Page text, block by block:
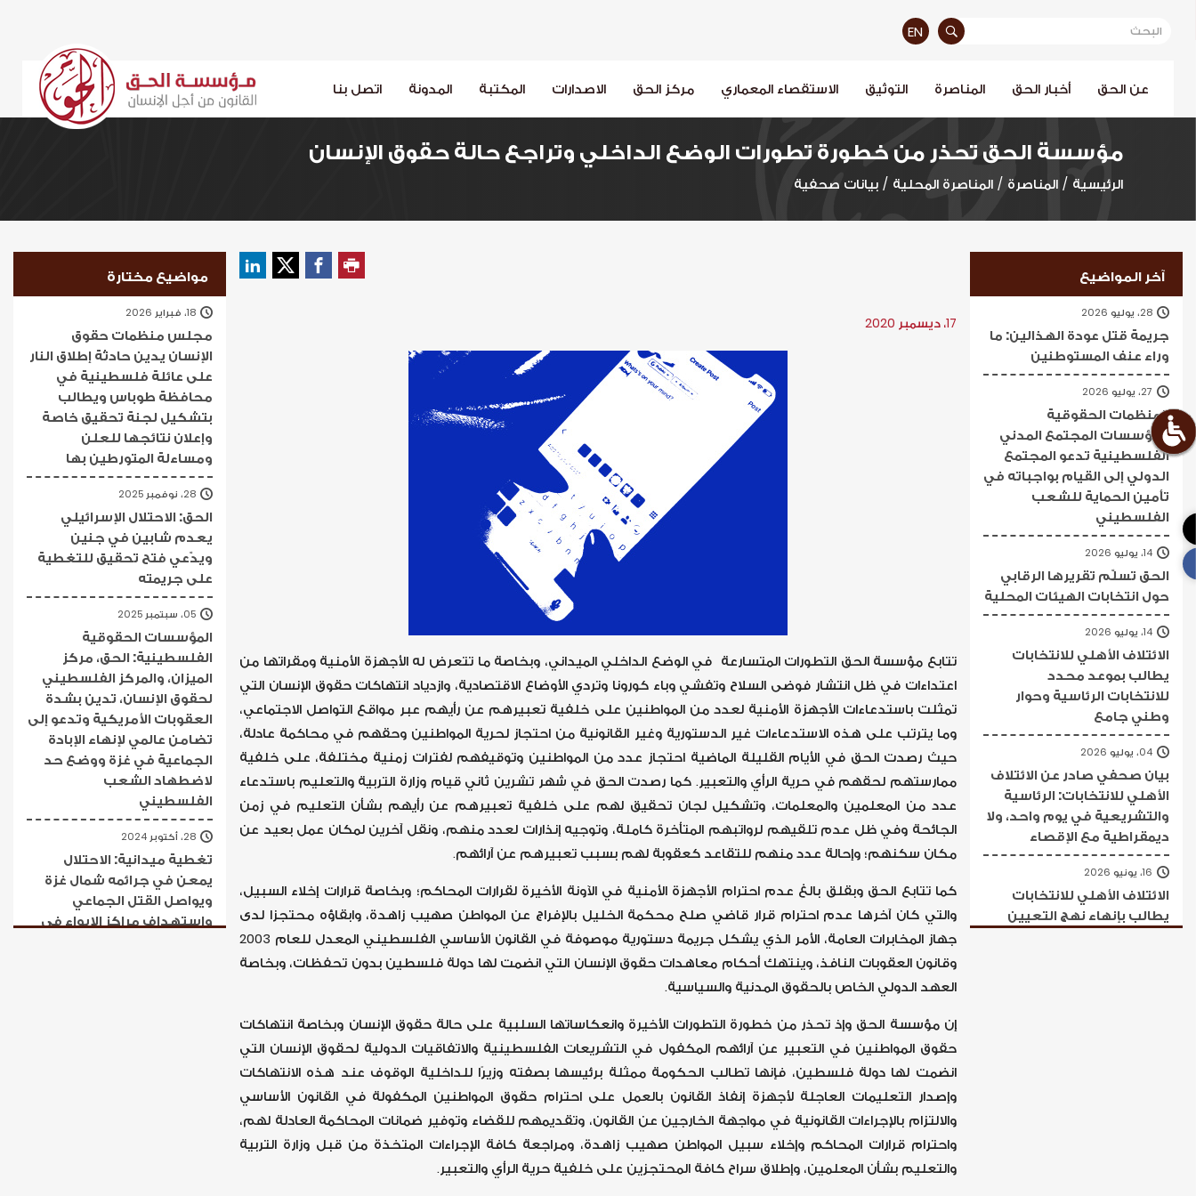
EN
عن الحق أخبار الحق المناصرة التوثيق الاستقصاء المعماري مركز الحق الاصدارات المكتبة المدونة اتصل بنا
مؤسسة الحق تحذر من خطورة تطورات الوضع الداخلي وتراجع حالة حقوق الإنسان
الرئيسية / المناصرة / المناصرة المحلية / بيانات صحفية
آخر المواضيع
28، يوليو 2026
جريمة قتل عودة الهذالين: ما
وراء عنف المستوطنين
27، يوليو 2026
المنظمات الحقوقية
ومؤسسات المجتمع المدني
الفلسطينية تدعو المجتمع
الدولي إلى القيام بواجباته في
تأمين الحماية للشعب
الفلسطيني
14، يوليو 2026
الحق تسلّم تقريرها الرقابي
حول انتخابات الهيئات المحلية
14، يوليو 2026
الائتلاف الأهلي للانتخابات
يطالب بموعد محدد
للانتخابات الرئاسية وحوار
وطني جامع
04، يوليو 2026
بيان صحفي صادر عن الائتلاف
الأهلي للانتخابات: الرئاسية
والتشريعية في يوم واحد، ولا
ديمقراطية مع الإقصاء
16، يونيو 2026
الائتلاف الأهلي للانتخابات
يطالب بإنهاء نهج التعيين
17، ديسمبر 2020
تتابع مؤسسة الحق التطورات المتسارعة في الوضع الداخلي الميداني، وبخاصة ما تتعرض له الأجهزة الأمنية ومقراتها من
اعتداءات في ظل انتشار فوضى السلاح وتفشي وباء كورونا وتردي الأوضاع الاقتصادية، وازدياد انتهاكات حقوق الإنسان التي
تمثلت باستدعاءات الأجهزة الأمنية لعدد من المواطنين على خلفية تعبيرهم عن رأيهم عبر مواقع التواصل الاجتماعي،
وما يترتب على هذه الاستدعاءات غير الدستورية وغير القانونية من احتجاز لحرية المواطنين وحقهم في محاكمة عادلة،
حيث رصدت الحق في الأيام القليلة الماضية احتجاز عدد من المواطنين وتوقيفهم لفترات زمنية مختلفة، على خلفية
ممارستهم لحقهم في حرية الرأي والتعبير. كما رصدت الحق في شهر تشرين ثاني قيام وزارة التربية والتعليم باستدعاء
عدد من المعلمين والمعلمات، وتشكيل لجان تحقيق لهم على خلفية تعبيرهم عن رأيهم بشأن التعليم في زمن
الجائحة وفي ظل عدم تلقيهم لرواتبهم المتأخرة كاملة، وتوجيه إنذارات لعدد منهم، ونقل آخرين لمكان عمل بعيد عن
مكان سكنهم؛ وإحالة عدد منهم للتقاعد كعقوبة لهم بسبب تعبيرهم عن آرائهم.
كما تتابع الحق وبقلق بالغ عدم احترام الأجهزة الأمنية في الآونة الأخيرة لقرارات المحاكم؛ وبخاصة قرارات إخلاء السبيل،
والتي كان آخرها عدم احترام قرار قاضي صلح محكمة الخليل بالإفراج عن المواطن صهيب زاهدة، وابقاؤه محتجزا لدى
جهاز المخابرات العامة، الأمر الذي يشكل جريمة دستورية موصوفة في القانون الأساسي الفلسطيني المعدل للعام 2003
وقانون العقوبات النافذ، وينتهك أحكام معاهدات حقوق الإنسان التي انضمت لها دولة فلسطين بدون تحفظات، وبخاصة
العهد الدولي الخاص بالحقوق المدنية والسياسية.
إن مؤسسة الحق وإذ تحذر من خطورة التطورات الأخيرة وانعكاساتها السلبية على حالة حقوق الإنسان وبخاصة انتهاكات
حقوق المواطنين في التعبير عن آرائهم المكفول في التشريعات الفلسطينية والاتفاقيات الدولية لحقوق الإنسان التي
انضمت لها دولة فلسطين، فإنها تطالب الحكومة ممثلة برئيسها بصفته وزيرًا للداخلية الوقوف عند هذه الانتهاكات
وإصدار التعليمات العاجلة لأجهزة إنفاذ القانون بالعمل على احترام حقوق المواطنين المكفولة في القانون الأساسي
والالتزام بالإجراءات القانونية في مواجهة الخارجين عن القانون، وتقديمهم للقضاء وتوفير ضمانات المحاكمة العادلة لهم،
واحترام قرارات المحاكم وإخلاء سبيل المواطن صهيب زاهدة، ومراجعة كافة الإجراءات المتخذة من قبل وزارة التربية
والتعليم بشأن المعلمين، وإطلاق سراح كافة المحتجزين على خلفية حرية الرأي والتعبير.
مواضيع مختارة
18، فبراير 2026
مجلس منظمات حقوق
الإنسان يدين حادثة إطلاق النار
على عائلة فلسطينية في
محافظة طوباس ويطالب
بتشكيل لجنة تحقيق خاصة
وإعلان نتائجها للعلن
ومساءلة المتورطين بها
28، نوفمبر 2025
الحق: الاحتلال الإسرائيلي
يعدم شابين في جنين
ويدّعي فتح تحقيق للتغطية
على جريمته
05، سبتمبر 2025
المؤسسات الحقوقية
الفلسطينية: الحق، مركز
الميزان، والمركز الفلسطيني
لحقوق الإنسان، تدين بشدة
العقوبات الأمريكية وتدعو إلى
تضامن عالمي لإنهاء الإبادة
الجماعية في غزة ووضع حد
لاضطهاد الشعب
الفلسطيني
28، أكتوبر 2024
تغطية ميدانية: الاحتلال
يمعن في جرائمه شمال غزة
ويواصل القتل الجماعي
واستهداف مراكز الإيواء في